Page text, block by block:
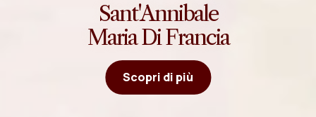
Sant'Annibale
Maria Di Francia
Scopri di più